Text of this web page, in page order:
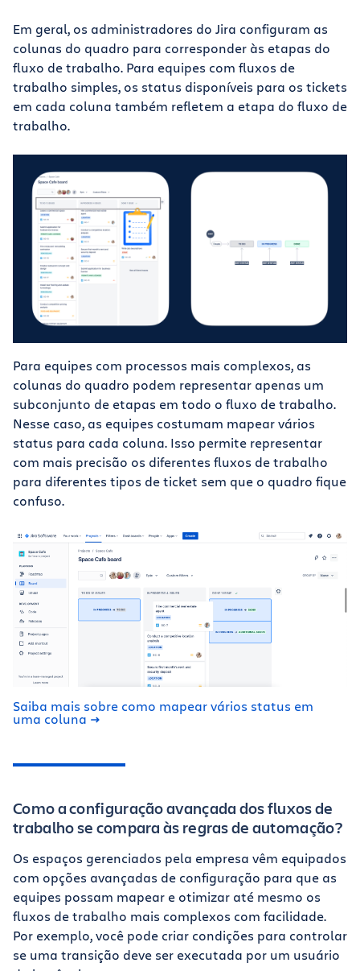
Em geral, os administradores do Jira configuram as
colunas do quadro para corresponder às etapas do
fluxo de trabalho. Para equipes com fluxos de
trabalho simples, os status disponíveis para os tickets
em cada coluna também refletem a etapa do fluxo de
trabalho.
Para equipes com processos mais complexos, as
colunas do quadro podem representar apenas um
subconjunto de etapas em todo o fluxo de trabalho.
Nesse caso, as equipes costumam mapear vários
status para cada coluna. Isso permite representar
com mais precisão os diferentes fluxos de trabalho
para diferentes tipos de ticket sem que o quadro fique
confuso.
Saiba mais sobre como mapear vários status em
uma coluna
Como a configuração avançada dos fluxos de
trabalho se compara às regras de automação?
Os espaços gerenciados pela empresa vêm equipados
com opções avançadas de configuração para que as
equipes possam mapear e otimizar até mesmo os
fluxos de trabalho mais complexos com facilidade.
Por exemplo, você pode criar condições para controlar
se uma transição deve ser executada por um usuário